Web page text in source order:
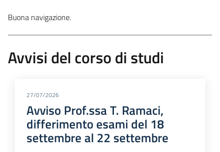
Buona navigazione.
Avvisi del corso di studi
27/07/2026
Avviso Prof.ssa T. Ramaci,
differimento esami del 18
settembre al 22 settembre